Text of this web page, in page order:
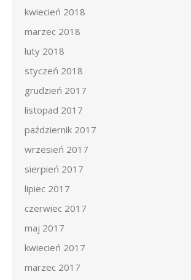
kwiecień 2018
marzec 2018
luty 2018
styczeń 2018
grudzień 2017
listopad 2017
październik 2017
wrzesień 2017
sierpień 2017
lipiec 2017
czerwiec 2017
maj 2017
kwiecień 2017
marzec 2017